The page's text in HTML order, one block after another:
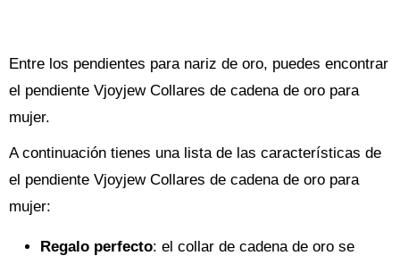
Entre los pendientes para nariz de oro, puedes encontrar
el pendiente Vjoyjew Collares de cadena de oro para
mujer.
A continuación tienes una lista de las características de
el pendiente Vjoyjew Collares de cadena de oro para
mujer:
Regalo perfecto: el collar de cadena de oro se